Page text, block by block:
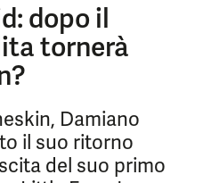
dopo il
tornerà
Damiano
il suo ritorno
del suo primo